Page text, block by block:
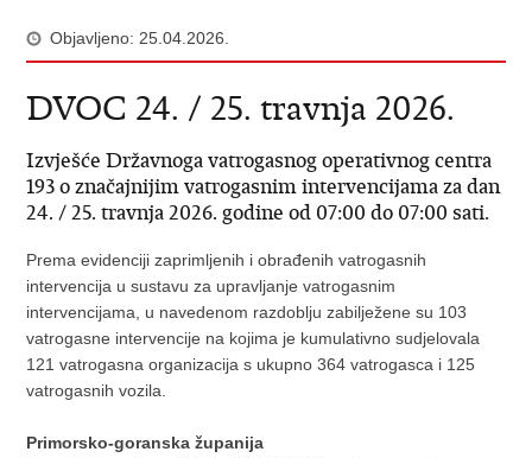
Objavljeno: 25.04.2026.
DVOC 24. / 25. travnja 2026.
Izvješće Državnoga vatrogasnog operativnog centra
193 o značajnijim vatrogasnim intervencijama za dan
24. / 25. travnja 2026. godine od 07:00 do 07:00 sati.
Prema evidenciji zaprimljenih i obrađenih vatrogasnih
intervencija u sustavu za upravljanje vatrogasnim
intervencijama, u navedenom razdoblju zabilježene su 103
vatrogasne intervencije na kojima je kumulativno sudjelovala
121 vatrogasna organizacija s ukupno 364 vatrogasca i 125
vatrogasnih vozila.
Primorsko-goranska županija